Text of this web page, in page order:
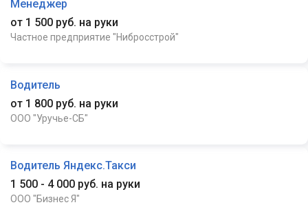
Менеджер
от 1 500 руб. на руки
Частное предприятие "Нибросстрой"
Водитель
от 1 800 руб. на руки
ООО "Уручье-СБ"
Водитель Яндекс.Такси
1 500 - 4 000 руб. на руки
ООО "Бизнес Я"